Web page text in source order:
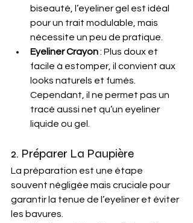
biseauté, l’eyeliner gel est idéal
pour un trait modulable, mais
nécessite un peu de pratique.
Eyeliner Crayon : Plus doux et
facile à estomper, il convient aux
looks naturels et fumés.
Cependant, il ne permet pas un
tracé aussi net qu’un eyeliner
liquide ou gel.
2. Préparer La Paupière
La préparation est une étape
souvent négligée mais cruciale pour
garantir la tenue de l’eyeliner et éviter
les bavures.